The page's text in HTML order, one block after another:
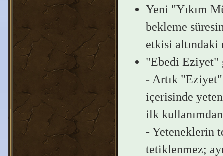
Yeni "Yıkım
bekleme
etkisi altındaki
"Ebedi Eziyet"
- Artık
içerisinde
ilk
- Yeteneklerin
tetiklenmez;